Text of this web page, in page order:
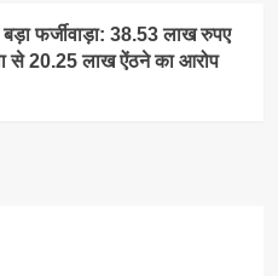
फर्जीवाड़ा: 38.53 लाख रुपए
से 20.25 लाख ऐंठने का आरोप